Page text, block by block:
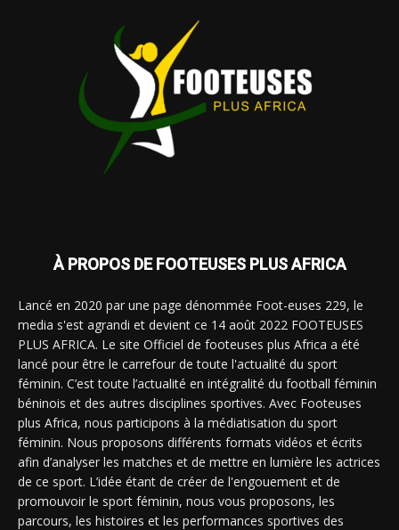
À PROPOS DE FOOTEUSES PLUS AFRICA
Lancé en 2020 par une page dénommée Foot-euses 229, le
media s'est agrandi et devient ce 14 août 2022 FOOTEUSES
PLUS AFRICA. Le site Officiel de footeuses plus Africa a été
lancé pour être le carrefour de toute l'actualité du sport
féminin. C’est toute l’actualité en intégralité du football féminin
béninois et des autres disciplines sportives. Avec Footeuses
plus Africa, nous participons à la médiatisation du sport
féminin. Nous proposons différents formats vidéos et écrits
afin d’analyser les matches et de mettre en lumière les actrices
de ce sport. L’idée étant de créer de l'engouement et de
promouvoir le sport féminin, nous vous proposons, les
parcours, les histoires et les performances sportives des